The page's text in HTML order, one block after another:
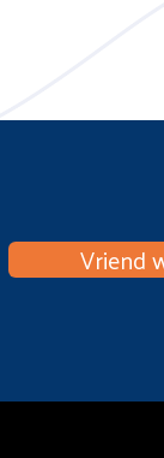
Vriend